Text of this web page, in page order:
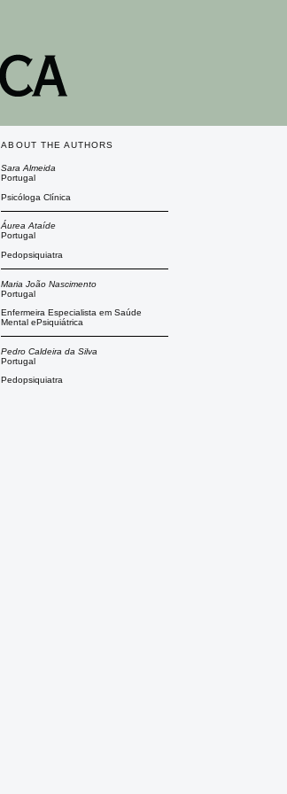
ABOUT THE AUTHORS
Sara Almeida
Portugal
Psicóloga Clínica
Áurea Ataíde
Portugal
Pedopsiquiatra
Maria João Nascimento
Portugal
Enfermeira Especialista em Saúde
Mental ePsiquiátrica
Pedro Caldeira da Silva
Portugal
Pedopsiquiatra